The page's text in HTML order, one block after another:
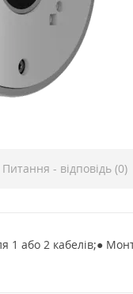
Питання - відповідь (0)
1 або 2 кабелів;●